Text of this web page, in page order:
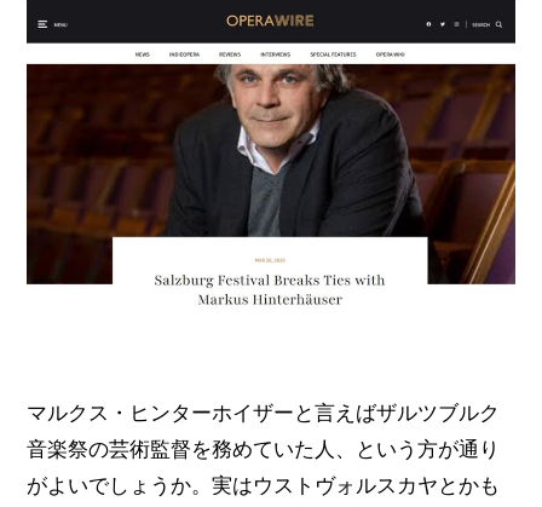
マルクス・ヒンターホイザーと言えばザルツブルク
音楽祭の芸術監督を務めていた人、という方が通り
がよいでしょうか。実はウストヴォルスカヤとかも